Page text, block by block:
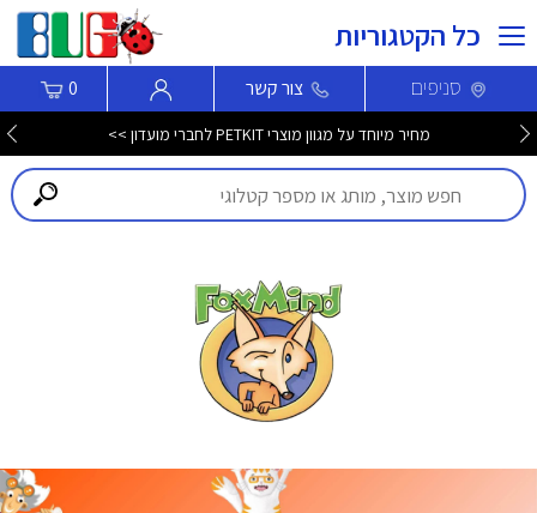
כל הקטגוריות
סניפים צור קשר 0
מחיר מיוחד על מגוון מוצרי PETKIT לחברי מועדון >>